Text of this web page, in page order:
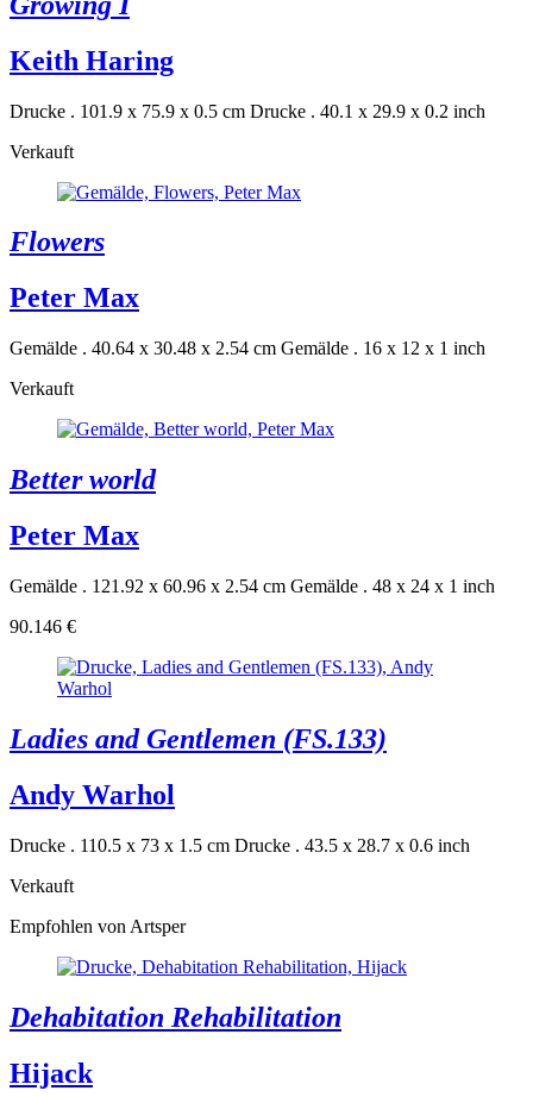
Keith Haring
Drucke . 101.9 x 75.9 x 0.5 cm Drucke . 40.1 x 29.9 x 0.2 inch
Verkauft
Flowers
Peter Max
Gemälde . 40.64 x 30.48 x 2.54 cm Gemälde . 16 x 12 x 1 inch
Verkauft
Better world
Peter Max
Gemälde . 121.92 x 60.96 x 2.54 cm Gemälde . 48 x 24 x 1 inch
90.146 €
Ladies and Gentlemen (FS.133)
Andy Warhol
Drucke . 110.5 x 73 x 1.5 cm Drucke . 43.5 x 28.7 x 0.6 inch
Verkauft
Empfohlen von Artsper
Dehabitation Rehabilitation
Hijack